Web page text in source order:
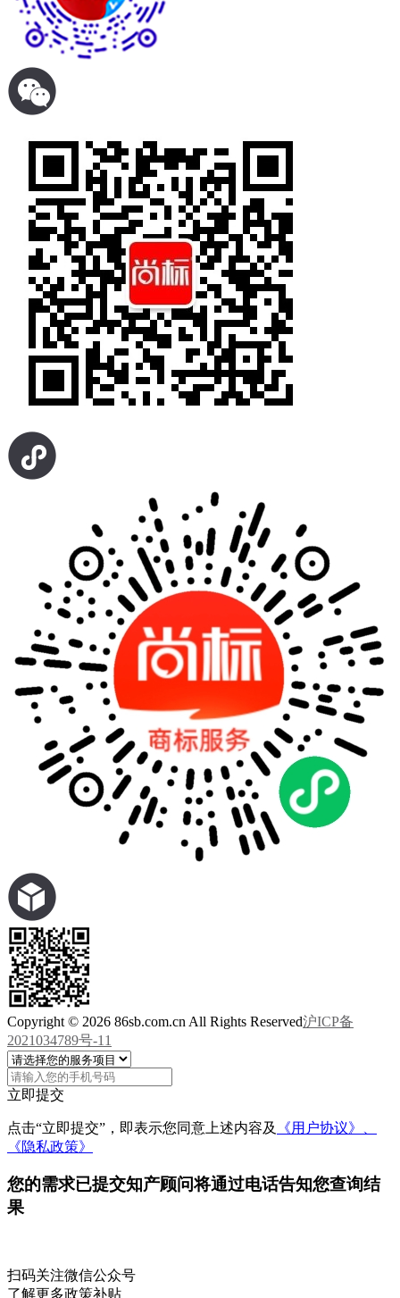
Copyright © 2026 86sb.com.cn All Rights Reserved沪ICP备
2021034789号-11
立即提交
点击“立即提交”，即表示您同意上述内容及
《用户协议》、
《隐私政策》
您的需求已提交知产顾问将通过电话告知您查询结
果
扫码关注微信公众号
了解更多政策补贴